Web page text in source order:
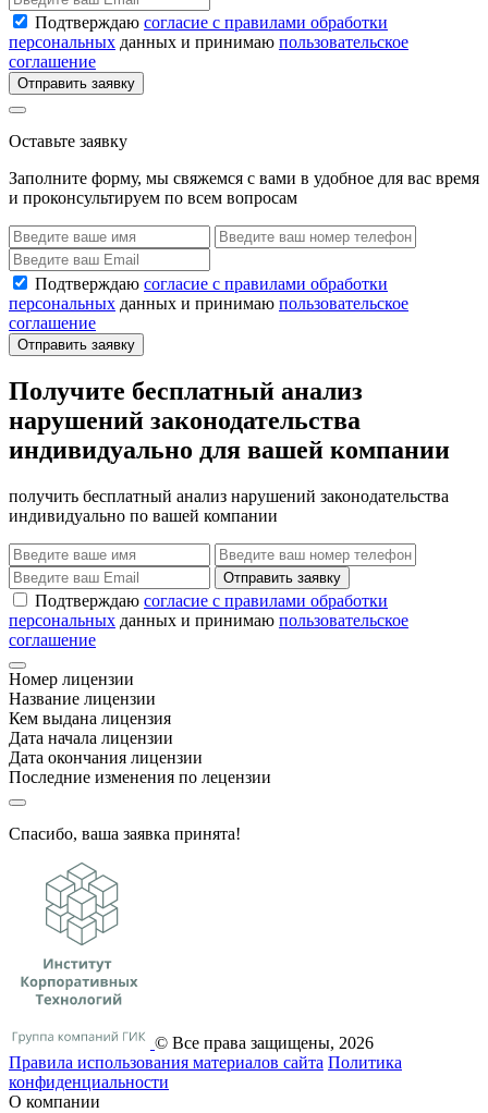
Подтверждаю согласие с правилами обработки
персональных данных и принимаю пользовательское
соглашение
Отправить заявку
Оставьте заявку
Заполните форму, мы свяжемся с вами в удобное для вас время
и проконсультируем по всем вопросам
Подтверждаю согласие с правилами обработки
персональных данных и принимаю пользовательское
соглашение
Отправить заявку
Получите бесплатный анализ
нарушений законодательства
индивидуально для вашей компании
получить бесплатный анализ нарушений законодательства
индивидуально по вашей компании
Отправить заявку
Подтверждаю согласие с правилами обработки
персональных данных и принимаю пользовательское
соглашение
Номер лицензии
Название лицензии
Кем выдана лицензия
Дата начала лицензии
Дата окончания лицензии
Последние изменения по лецензии
Спасибо, ваша заявка принята!
© Все права защищены, 2026
Правила использования материалов сайта Политика
конфиденциальности
О компании